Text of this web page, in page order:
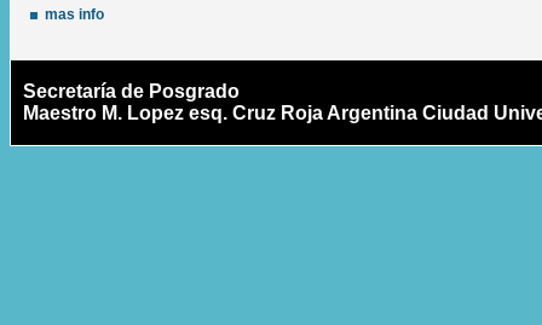
mas info
Secretaría de Posgrado
Maestro M. Lopez esq. Cruz Roja Argentina Ciudad